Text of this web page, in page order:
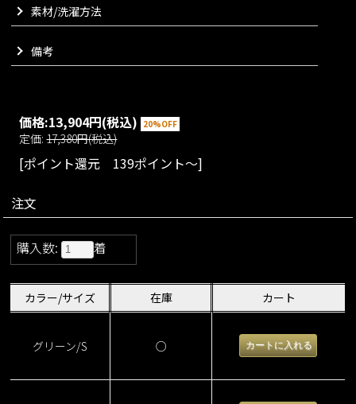
VARIATION
ジ
素材/洗濯方法
備考
価格:13,904円(税込) 20%OFF
定価:17,380円(税込)
[ポイント還元 139ポイント～]
注文
購入数: 着
カラー/サイズ 在庫 カート
グリーン/S ○